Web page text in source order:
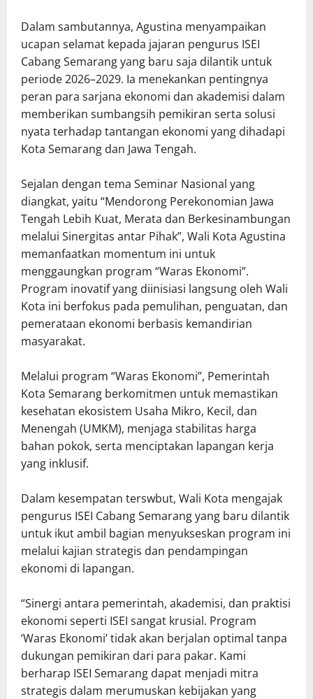
Dalam sambutannya, Agustina menyampaikan
ucapan selamat kepada jajaran pengurus ISEI
Cabang Semarang yang baru saja dilantik untuk
periode 2026–2029. Ia menekankan pentingnya
peran para sarjana ekonomi dan akademisi dalam
memberikan sumbangsih pemikiran serta solusi
nyata terhadap tantangan ekonomi yang dihadapi
Kota Semarang dan Jawa Tengah.
Sejalan dengan tema Seminar Nasional yang
diangkat, yaitu “Mendorong Perekonomian Jawa
Tengah Lebih Kuat, Merata dan Berkesinambungan
melalui Sinergitas antar Pihak”, Wali Kota Agustina
memanfaatkan momentum ini untuk
menggaungkan program “Waras Ekonomi”.
Program inovatif yang diinisiasi langsung oleh Wali
Kota ini berfokus pada pemulihan, penguatan, dan
pemerataan ekonomi berbasis kemandirian
masyarakat.
Melalui program “Waras Ekonomi”, Pemerintah
Kota Semarang berkomitmen untuk memastikan
kesehatan ekosistem Usaha Mikro, Kecil, dan
Menengah (UMKM), menjaga stabilitas harga
bahan pokok, serta menciptakan lapangan kerja
yang inklusif.
Dalam kesempatan terswbut, Wali Kota mengajak
pengurus ISEI Cabang Semarang yang baru dilantik
untuk ikut ambil bagian menyukseskan program ini
melalui kajian strategis dan pendampingan
ekonomi di lapangan.
“Sinergi antara pemerintah, akademisi, dan praktisi
ekonomi seperti ISEI sangat krusial. Program
‘Waras Ekonomi’ tidak akan berjalan optimal tanpa
dukungan pemikiran dari para pakar. Kami
berharap ISEI Semarang dapat menjadi mitra
strategis dalam merumuskan kebijakan yang